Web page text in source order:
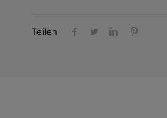
Teilen